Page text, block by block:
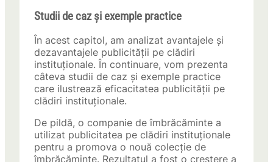
Studii de caz și exemple practice
În acest capitol, am analizat avantajele și
dezavantajele publicității pe clădiri
instituționale. În continuare, vom prezenta
câteva studii de caz și exemple practice
care ilustrează eficacitatea publicității pe
clădiri instituționale.
De pildă, o companie de îmbrăcăminte a
utilizat publicitatea pe clădiri instituționale
pentru a promova o nouă colecție de
îmbrăcăminte. Rezultatul a fost o creștere a